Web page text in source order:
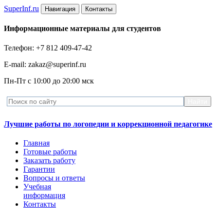
SuperInf.ru Навигация Контакты
Информационные материалы для студентов
Телефон: +7 812 409-47-42
E-mail: zakaz@superinf.ru
Пн-Пт с 10:00 до 20:00 мск
Лучшие работы по логопедии и коррекционной педагогике
Главная
Готовые работы
Заказать работу
Гарантии
Вопросы и ответы
Учебная
информация
Контакты